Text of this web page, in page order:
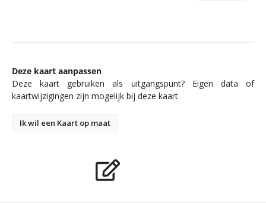
Deze kaart aanpassen
Deze kaart gebruiken als uitgangspunt? Eigen data of
kaartwijzigingen zijn mogelijk bij deze kaart
Ik wil een Kaart op maat